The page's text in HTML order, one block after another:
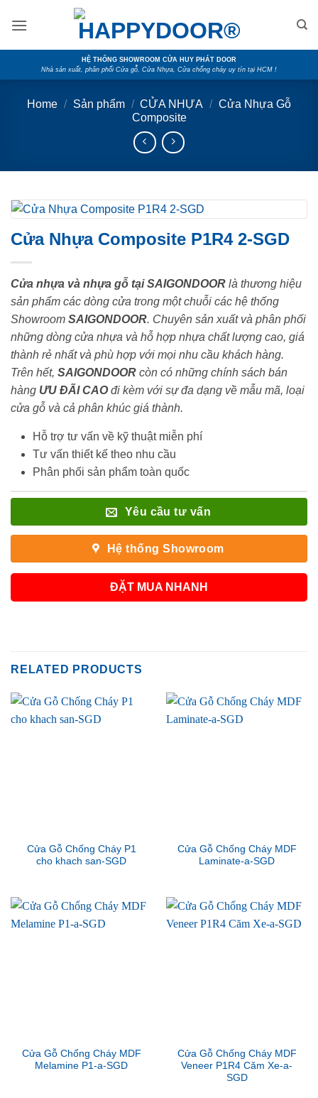
HỆ THỐNG SHOWROOM CỬA HUY PHÁT DOOR
Nhà sản xuất, phân phối Cửa gỗ, Cửa Nhựa, Cửa chống cháy uy tín tại HCM !
Home / Sản phẩm / CỬA NHỰA / Cửa Nhựa Gỗ
Composite
Cửa Nhựa Composite P1R4 2-SGD
Cửa nhựa và nhựa gỗ tại SAIGONDOOR là thương hiệu
sản phẩm các dòng cửa trong một chuỗi các hệ thống
Showroom SAIGONDOOR. Chuyên sản xuất và phân phối
những dòng cửa nhựa và hỗ hợp nhựa chất lượng cao, giá
thành rẻ nhất và phù hợp với mọi nhu cầu khách hàng.
Trên hết, SAIGONDOOR còn có những chính sách bán
hàng ƯU ĐÃI CAOđi kèm với sự đa dạng về mẫu mã, loại
cửa gỗ và cả phân khúc giá thành.
Hỗ trợ tư vấn về kỹ thuật miễn phí
Tư vấn thiết kế theo nhu cầu
Phân phối sản phẩm toàn quốc
Yêu cầu tư vấn
Hệ thống Showroom
ĐẶT MUA NHANH
RELATED PRODUCTS
Cửa Gỗ Chống Cháy P1
cho khach san-SGD
Cửa Gỗ Chống Cháy MDF
Laminate-a-SGD
Cửa Gỗ Chống Cháy MDF
Melamine P1-a-SGD
Cửa Gỗ Chống Cháy MDF
Veneer P1R4 Căm Xe-a-
SGD